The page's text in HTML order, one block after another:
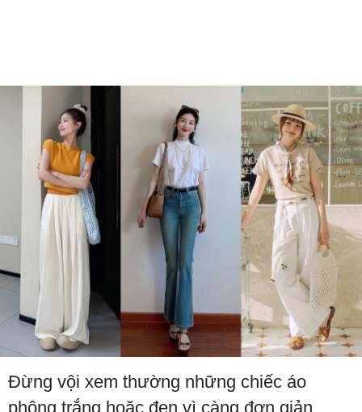
Đừng vội xem thường những chiếc áo
phông trắng hoặc đen vì càng đơn giản,